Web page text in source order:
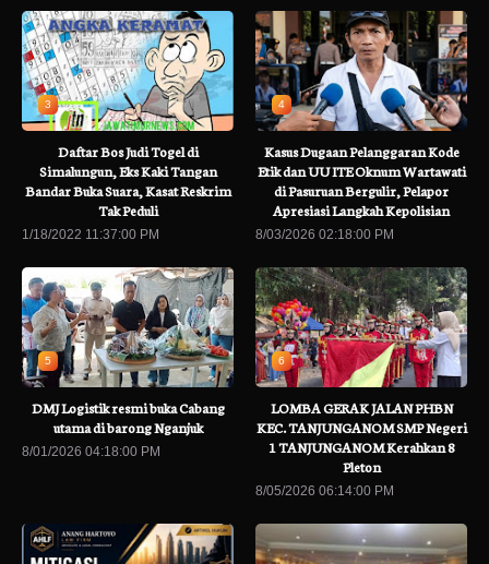
3
Daftar Bos Judi Togel di
Simalungun, Eks Kaki Tangan
Bandar Buka Suara, Kasat Reskrim
Tak Peduli
1/18/2022 11:37:00 PM
4
Kasus Dugaan Pelanggaran Kode
Etik dan UU ITE Oknum Wartawati
di Pasuruan Bergulir, Pelapor
Apresiasi Langkah Kepolisian
8/03/2026 02:18:00 PM
5
DMJ Logistik resmi buka Cabang
utama di barong Nganjuk
8/01/2026 04:18:00 PM
6
LOMBA GERAK JALAN PHBN
KEC. TANJUNGANOM SMP Negeri
1 TANJUNGANOM Kerahkan 8
Pleton
8/05/2026 06:14:00 PM